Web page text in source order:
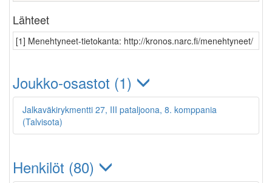
Lähteet
[1] Menehtyneet-tietokanta: http://kronos.narc.fi/menehtyneet/
Joukko-osastot (1)
Jalkaväkirykmentti 27, III pataljoona, 8. komppania
(Talvisota)
Henkilöt (80)